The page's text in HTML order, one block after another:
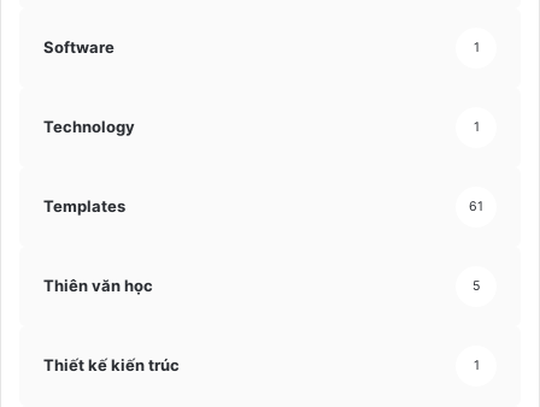
Software 1
Technology 1
Templates 61
Thiên văn học 5
Thiết kế kiến trúc 1